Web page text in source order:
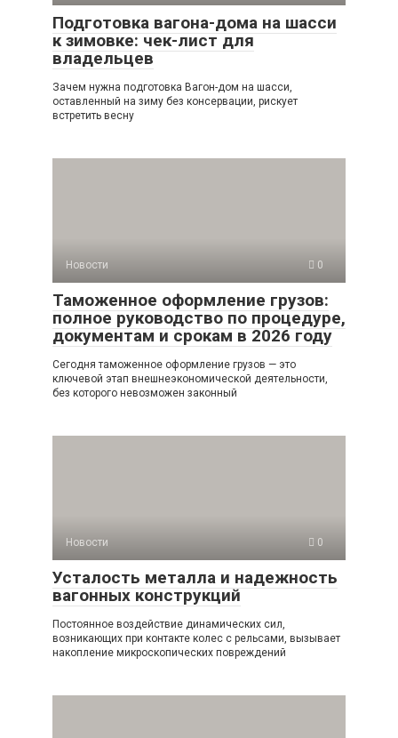
Подготовка вагона-дома на шасси
к зимовке: чек-лист для
владельцев
Зачем нужна подготовка Вагон-дом на шасси,
оставленный на зиму без консервации, рискует
встретить весну
Новости 0
Таможенное оформление грузов:
полное руководство по процедуре,
документам и срокам в 2026 году
Сегодня таможенное оформление грузов — это
ключевой этап внешнеэкономической деятельности,
без которого невозможен законный
Новости 0
Усталость металла и надежность
вагонных конструкций
Постоянное воздействие динамических сил,
возникающих при контакте колес с рельсами, вызывает
накопление микроскопических повреждений